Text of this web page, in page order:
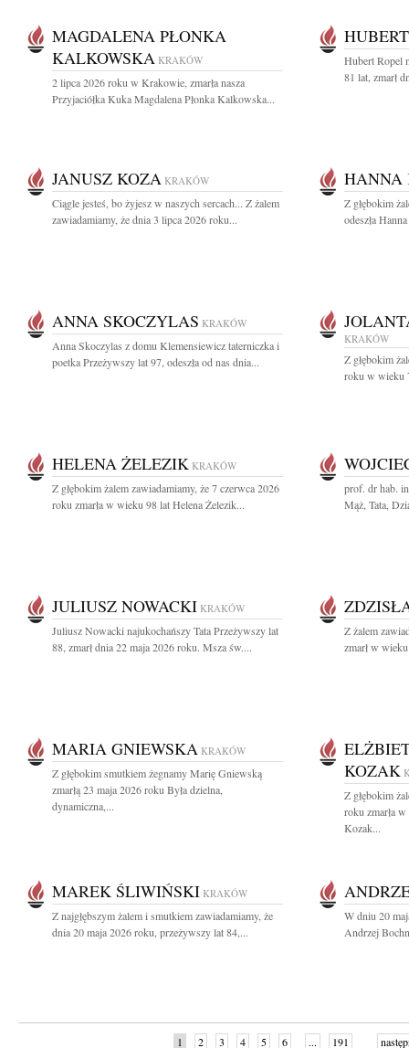
MAGDALENA PŁONKA
KALKOWSKA KRAKÓW
2 lipca 2026 roku w Krakowie, zmarła nasza
Przyjaciółka Kuka Magdalena Płonka Kalkowska...
Hubert Ropel
81 lat, zmarł
JANUSZ KOZA KRAKÓW
Ciągle jesteś, bo żyjesz w naszych sercach... Z żalem
zawiadamiamy, że dnia 3 lipca 2026 roku...
HANNA
Z głębokim
odeszła
ANNA SKOCZYLAS KRAKÓW
Anna Skoczylas z domu Klemensiewicz taterniczka i
poetka Przeżywszy lat 97, odeszła od nas dnia...
KRAKÓW
Z głębokim
roku w wieku
HELENA ŻELEZIK KRAKÓW
Z głębokim żalem zawiadamiamy, że 7 czerwca 2026
roku zmarła w wieku 98 lat Helena Żelezik...
prof. dr hab.
Mąż, Tata,
JULIUSZ NOWACKI KRAKÓW
Juliusz Nowacki najukochańszy Tata Przeżywszy lat
88, zmarł dnia 22 maja 2026 roku. Msza św....
Z żalem
zmarł w
MARIA GNIEWSKA KRAKÓW
Z głębokim smutkiem żegnamy Marię Gniewską
zmarłą 23 maja 2026 roku Była dzielna,
dynamiczna,...
KOZAK
Z głębokim
roku zmarła
Kozak...
MAREK ŚLIWIŃSKI KRAKÓW
Z najgłębszym żalem i smutkiem zawiadamiamy, że
dnia 20 maja 2026 roku, przeżywszy lat 84,...
W dniu 20
Andrzej
1 2 3 4 5 6 ... 191